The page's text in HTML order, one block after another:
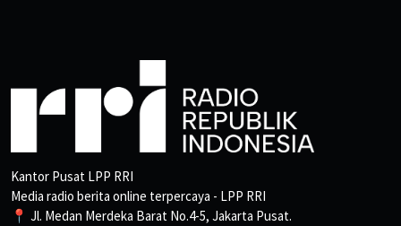
Kantor Pusat LPP RRI
Media radio berita online terpercaya - LPP RRI
📍 Jl. Medan Merdeka Barat No.4-5, Jakarta Pusat.